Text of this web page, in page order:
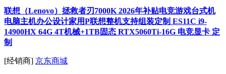
联想（Lenovo）拯救者刃7000K 2026年补贴电竞游戏台式机
电脑主机办公设计家用P联想整机支持组装定制 ES11C i9-
14900HX 64G 4T机械+1TB固态 RTX5060Ti-16G 电竞显卡 定
制
[经销商] 京东商城